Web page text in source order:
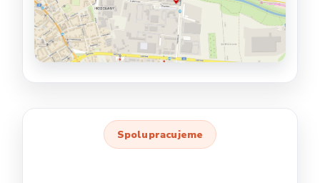
Spolupracujeme